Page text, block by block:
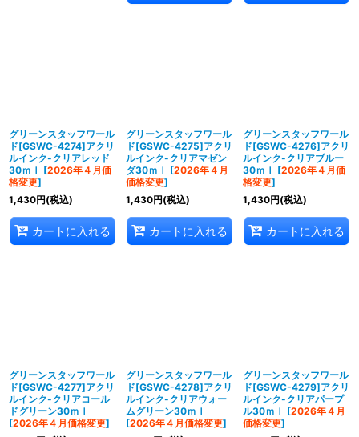
グリーンスタッフワール
ド[GSWC-4274]アクリ
ルインク-クリアレッド
30ｍｌ [2026年４月価
格変更]
1,430円(税込)
カートに入れる
グリーンスタッフワール
ド[GSWC-4275]アクリ
ルインク-クリアマゼン
ダ30ｍｌ [2026年４月
価格変更]
1,430円(税込)
カートに入れる
グリーンスタッフワール
ド[GSWC-4276]アクリ
ルインク-クリアブルー
30ｍｌ [2026年４月価
格変更]
1,430円(税込)
カートに入れる
グリーンスタッフワール
ド[GSWC-4277]アクリ
ルインク-クリアコール
ドグリーン30ｍｌ
[2026年４月価格変更]
グリーンスタッフワール
ド[GSWC-4278]アクリ
ルインク-クリアウォー
ムグリーン30ｍｌ
[2026年４月価格変更]
グリーンスタッフワール
ド[GSWC-4279]アクリ
ルインク-クリアパープ
ル30ｍｌ [2026年４月
価格変更]